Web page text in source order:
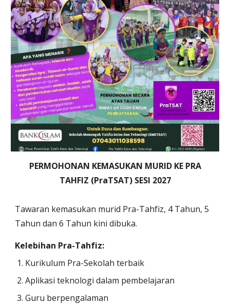
PERMOHONAN KEMASUKAN MURID KE PRA
TAHFIZ (PraTSAT) SESI 2027
Tawaran kemasukan murid Pra-Tahfiz, 4 Tahun, 5
Tahun dan 6 Tahun kini dibuka.
Kelebihan Pra-Tahfiz:
Kurikulum Pra-Sekolah terbaik
Aplikasi teknologi dalam pembelajaran
Guru berpengalaman